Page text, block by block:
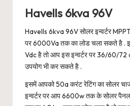
Havells 6kva 96V
Havells 6kva 96V सोलर इन्वर्टर
पर 6000Va तक का लोड चला सकते है .
Vdc है तो आप इस इन्वर्टर पर 36/60/72
उपयोग भी कर सकते है .
इसमें आपको 50a करंट रेटिंग का सोलर
इन्वर्टर पर आप 6600w तक के सोलर